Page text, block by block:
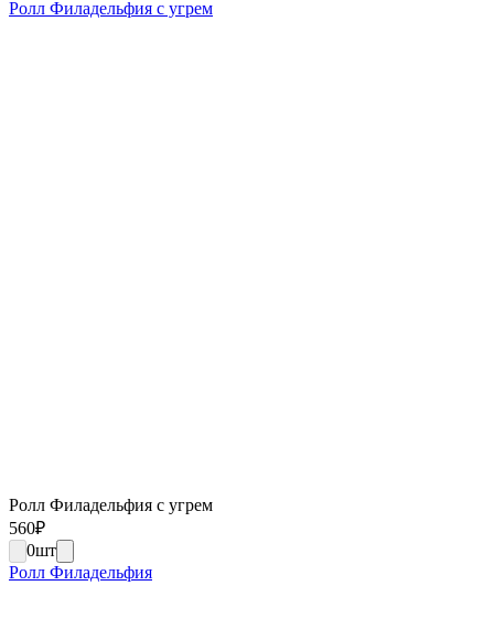
Ролл Филадельфия с угрем
Ролл Филадельфия с угрем
560₽
0шт
Ролл Филадельфия